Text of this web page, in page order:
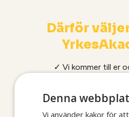
Därför
✓ Vi kommer till er
✓ Ni slipper avbrott
✓ Snabbt
Denna
Vi använder kakor för